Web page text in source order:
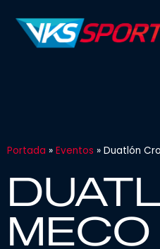
Portada » Eventos » Duatlón